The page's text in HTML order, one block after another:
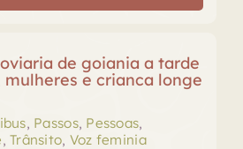
de goiania a tarde
mulheres e crianca longe
, Passos, Pessoas,
,Trânsito, Voz feminia